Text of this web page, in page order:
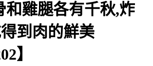
和雞腿各有千秋,炸
到肉的鮮美
】